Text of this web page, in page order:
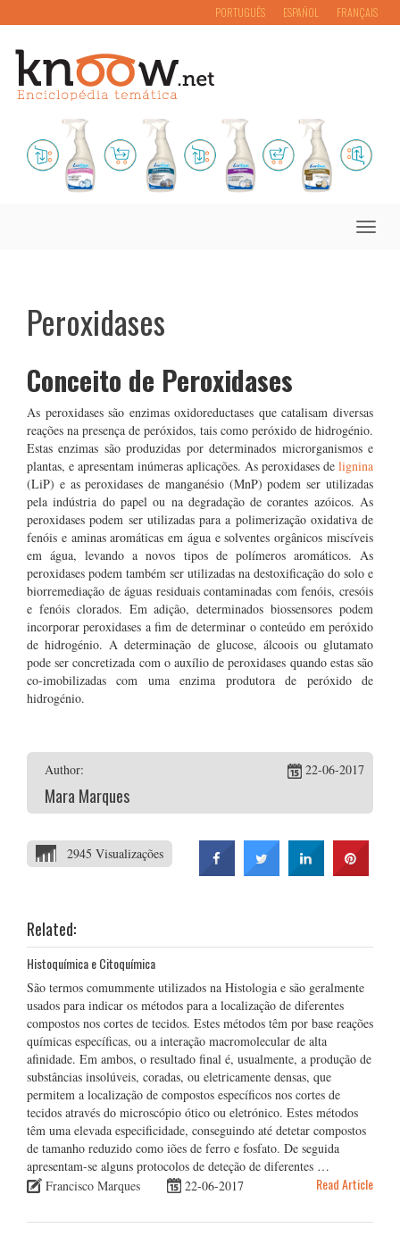
PORTUGUÊS ESPAÑOL FRANÇAIS
Toggle
Peroxidases
Conceito de Peroxidases
As peroxidases são enzimas oxidoreductases que catalisam diversas
reações na presença de peróxidos, tais como peróxido de hidrogénio.
Estas enzimas são produzidas por determinados microrganismos e
plantas, e apresentam inúmeras aplicações. As peroxidases de lignina
(LiP) e as peroxidases de manganésio (MnP) podem ser utilizadas
pela indústria do papel ou na degradação de corantes azóicos. As
peroxidases podem ser utilizadas para a polimerização oxidativa de
fenóis e aminas aromáticas em água e solventes orgânicos miscíveis
em água, levando a novos tipos de polímeros aromáticos. As
peroxidases podem também ser utilizadas na destoxificação do solo e
biorremediação de águas residuais contaminadas com fenóis, cresóis
e fenóis clorados. Em adição, determinados biossensores podem
incorporar peroxidases a fim de determinar o conteúdo em peróxido
de hidrogénio. A determinação de glucose, álcoois ou glutamato
pode ser concretizada com o auxílio de peroxidases quando estas são
co-imobilizadas com uma enzima produtora de peróxido de
hidrogénio.
Author:
Mara Marques
22-06-2017
2945 Visualizações
Related:
Histoquímica e Citoquímica
São termos comummente utilizados na Histologia e são geralmente
usados para indicar os métodos para a localização de diferentes
compostos nos cortes de tecidos. Estes métodos têm por base reações
químicas específicas, ou a interação macromolecular de alta
afinidade. Em ambos, o resultado final é, usualmente, a produção de
substâncias insolúveis, coradas, ou eletricamente densas, que
permitem a localização de compostos específicos nos cortes de
tecidos através do microscópio ótico ou eletrónico. Estes métodos
têm uma elevada especificidade, conseguindo até detetar compostos
de tamanho reduzido como iões de ferro e fosfato. De seguida
apresentam-se alguns protocolos de deteção de diferentes …
Francisco Marques
22-06-2017 Read Article